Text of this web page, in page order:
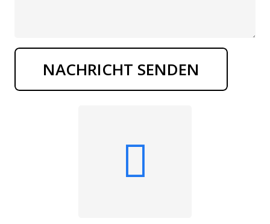
NACHRICHT SENDEN